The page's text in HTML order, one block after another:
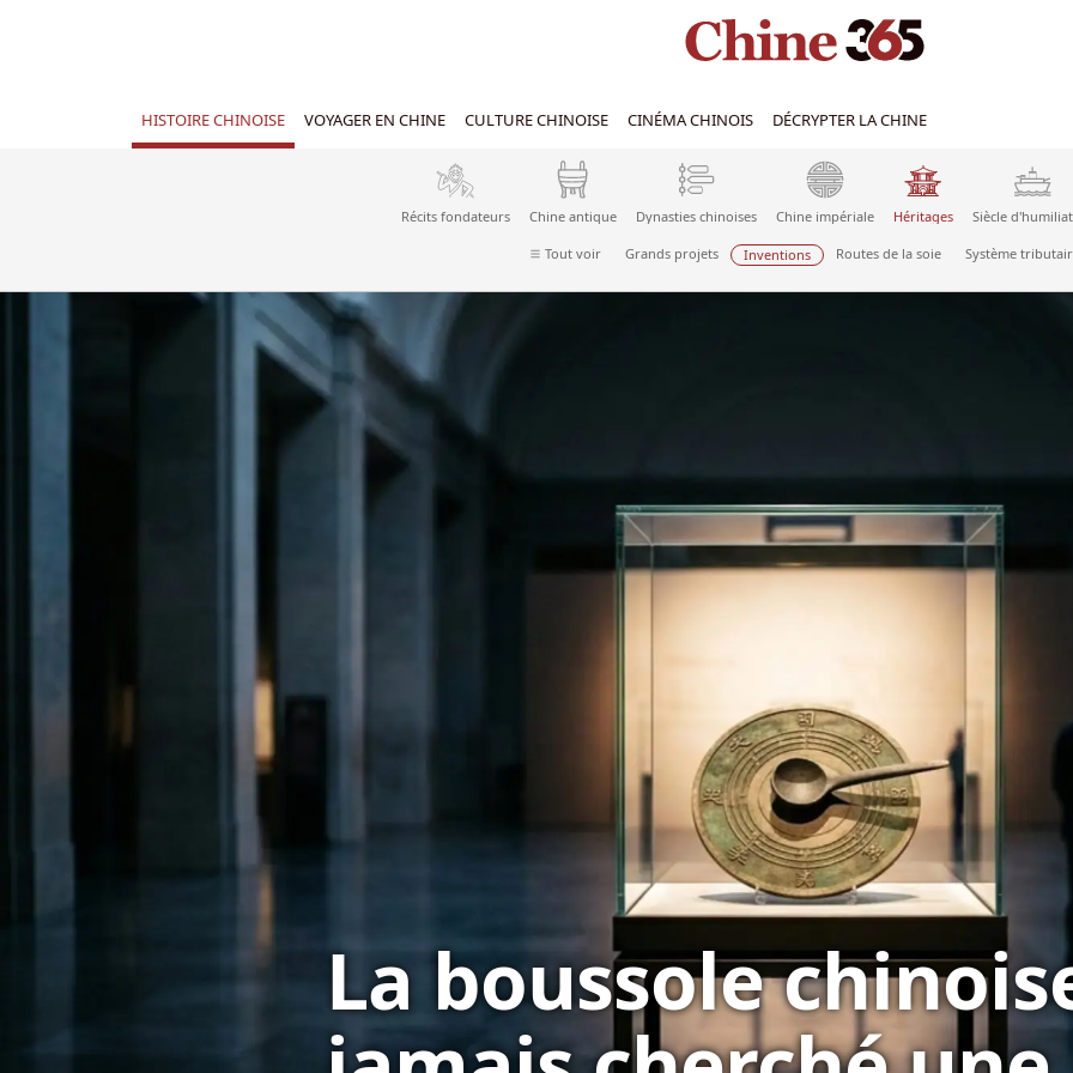
HISTOIRE CHINOISE VOYAGER EN CHINE CULTURE CHINOISE CINÉMA CHINOIS DÉCRYPTER LA CHINE
Récits fondateurs Chine antique Dynasties chinoises Chine impériale Héritages Siècle
Tout voir Grands projets Inventions Routes de la soie Système
La boussole